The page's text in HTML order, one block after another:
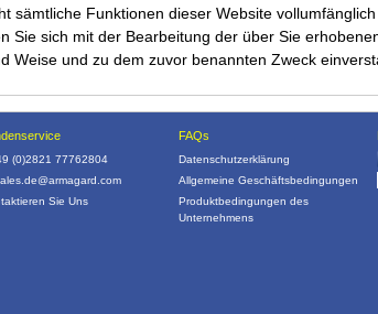
sämtliche Funktionen dieser Website
Sie sich mit der Bearbeitung der über Sie
Weise und zu dem zuvor benannten Zweck
(0)2821 77762804
Sie Uns
FAQs
Datenschutzerklärung
Allgemeine Geschäftsbedingungen
Produktbedingungen des
Unternehmens